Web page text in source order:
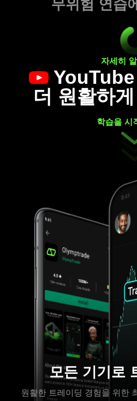
무위험 연습
자세히
더 원활하
학습을 시
모든 기기로
원활한 트레이딩 경험을 위한